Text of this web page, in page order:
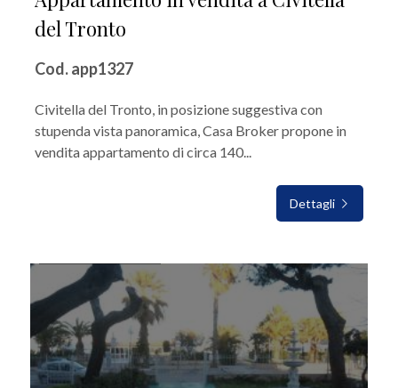
del Tronto
Cod. app1327
Civitella del Tronto, in posizione suggestiva con
stupenda vista panoramica, Casa Broker propone in
vendita appartamento di circa 140...
Dettagli